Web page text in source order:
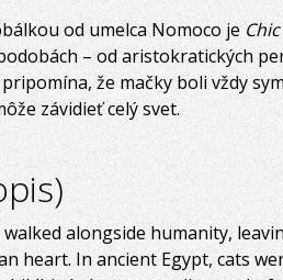
od umelca Nomoco je
– od aristokratických
že mačky boli vždy
závidieť celý svet.
alongside humanity,
heart. In ancient Egypt, cats